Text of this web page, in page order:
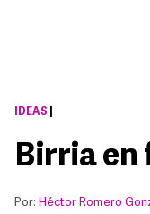
IDEAS
Birria en
Por: Héctor Romero